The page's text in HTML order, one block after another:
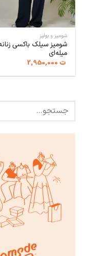
شومیز و بولیز
شومیز سیلک باکسی زنانه
میله‌ای
ت2,950,000